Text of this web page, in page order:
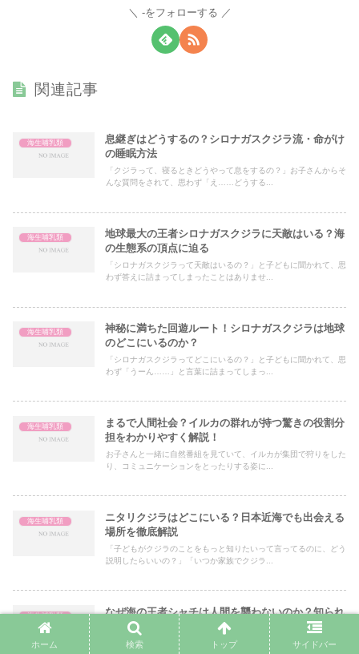
-をフォローする
関連記事
海生哺乳類
息継ぎはどうするの？シロナガスクジラ流・命がけ
の睡眠方法
「クジラって、寝るときどうやって息をするの？」お子さんからそ
んな質問をされて、思わず「え……どうする...
海生哺乳類
地球最大の王者シロナガスクジラに天敵はいる？海
の生態系の頂点に迫る
「シロナガスクジラって天敵はいるの？」と子どもに聞かれて、思
わず答えに詰まってしまったことはありませ...
海生哺乳類
神秘に満ちた回遊ルート！シロナガスクジラは地球
のどこにいるのか？
「シロナガスクジラってどこにいるの？」と子どもに聞かれて、思
わず「うーん……」と言葉に詰まってしまっ...
海生哺乳類
まるで人間社会？イルカの群れが持つ驚きの役割分
担をわかりやすく解説！
お子さんと一緒に自然番組を見ていて、イルカが集団で狩りをした
り、コミュニケーションをとったりする姿に...
海生哺乳類
ニタリクジラはどこにいる？日本近海でも出会える
場所を徹底解説
「子どもがクジラのことをもっと知りたいって言ってるのに、どう
説明したらいいの？」「いつか家族でクジラ...
海生哺乳類
なぜ海の王者シャチは人間を襲わないのか？知られ
ざる3つの説を徹底解説
夏休みに子どもと一緒に水族館を訪れた時のこと。シャチの前で立
ホーム 検索 トップ サイドバー